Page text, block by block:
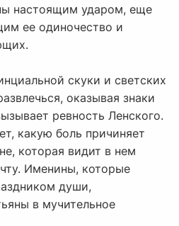
настоящим ударом, еще
ее одиночество и
скуки и светских
оказывая знаки
ревность Ленского.
какую боль причиняет
которая видит в нем
Именины, которые
души,
в мучительное